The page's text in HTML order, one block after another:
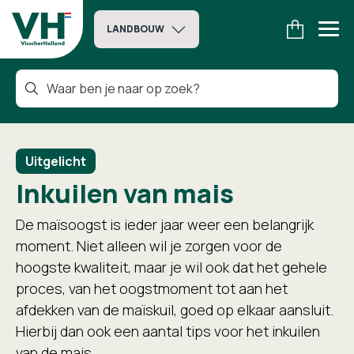
LANDBOUW
Uitgelicht
Inkuilen van mais
De maïsoogst is ieder jaar weer een belangrijk
moment. Niet alleen wil je zorgen voor de
hoogste kwaliteit, maar je wil ook dat het gehele
proces, van het oogstmoment tot aan het
afdekken van de maïskuil, goed op elkaar aansluit.
Hierbij dan ook een aantal tips voor het inkuilen